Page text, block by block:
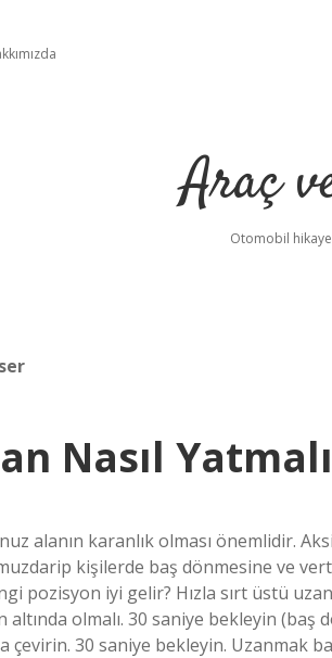
Araç
Otomobil
Nasıl Yatmalı
alanın karanlık olması önemlidir.
kişilerde baş dönmesine ve
pozisyon iyi gelir? Hızla sırt üstü
altında olmalı. 30 saniye bekleyin (baş
çevirin. 30 saniye bekleyin. Uzanmak